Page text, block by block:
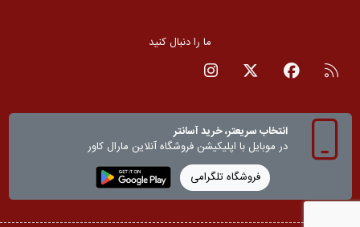
ما را دنبال کنید
RSS صفحه فیسبوک
صفحه تویترصفحه اینستاگرام
انتخاب سریعتر، خرید آسانتر
در موبایل با اپلیکیشن‌ فروشگاه آنلاین مارال کاور
فروشگاه تلگرامی